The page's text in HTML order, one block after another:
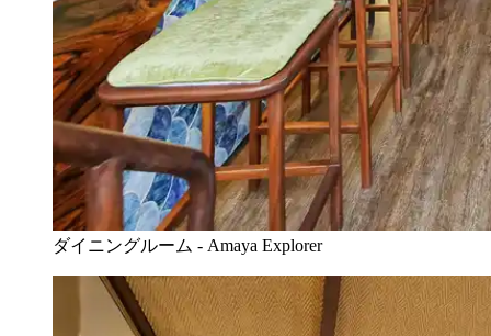
ダイニングルーム - Amaya Explorer